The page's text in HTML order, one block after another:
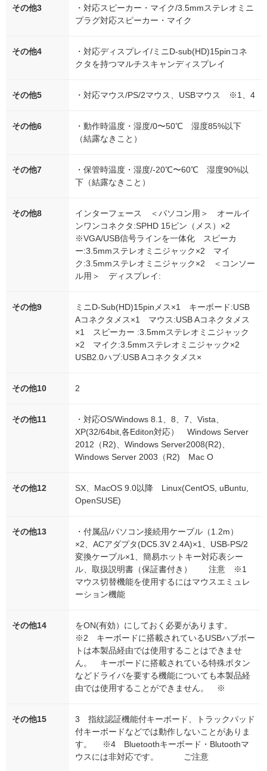
その他3
・対応スピーカー・マイク/3.5mmステレオミニ
プラグ対応スピーカー・マイク
その他4
・対応ディスプレイ/ミニD-sub(HD)15pinコネ
クタを持つマルチスキャンディスプレイ
その他5 ・対応マウス/PS/2マウス、USBマウス ※1、4
その他6
・動作時温度・湿度/0〜50℃ 湿度85%以下
（結露なきこと）
その他7
・保管時温度・湿度/-20℃〜60℃ 湿度90%以
下（結露なきこと）
その他8
インターフェース ＜パソコン用＞ オールイ
ンワンコネクタ:SPHD 15ピン（メス）×2
※VGA/USB信号ラインを一体化 スピーカ
ー:3.5mmステレオミニジャック×2 マイ
ク:3.5mmステレオミニジャック×2 ＜コンソー
ル用＞ ディスプレイ:
その他9
ミニD-Sub(HD)15pinメス×1 キーボード:USB
Aコネクタメス×1 マウス:USB Aコネクタメス
×1 スピーカー :3.5mmステレオミニジャック
×2 マイク:3.5mmステレオミニジャック×2
USB2.0ハブ:USB Aコネクタメス×
その他10 2
その他11
・対応OS/Windows 8.1、8、7、Vista、
XP(32/64bit,各Editon対応） Windows Server
2012（R2)、Windows Server2008(R2)、
Windows Server 2003（R2) Mac O
その他12
SX、MacOS 9.0以降 Linux(CentOS, uBuntu,
OpenSUSE)
その他13
・付属品/パソコン接続用ケーブル（1.2m）
×2、ACアダプタ(DC5.3V 2.4A)×1、USB-PS/2
変換ケーブル×1、簡易ホットキー対応表シー
ル、取扱説明書（保証書付き） 注意 ※1
マウス切替機能を使用するにはマウスエミュレ
ーション機能
その他14
をON(有効）にしておく必要があります。
※2 キーボードに搭載されているUSBハブポー
トは本製品経由では使用することはできませ
ん。 キーボードに搭載されている特殊ボタン
などドライバを要する機能についても本製品経
由では使用することができません。 ※
その他15
3 指紋認証機能付キーボード、トラックパッド
付キーボードなどでは動作しないことがありま
す。 ※4 Bluetoothキーボード・Blutoothマ
ウスには非対応です。 ご注意